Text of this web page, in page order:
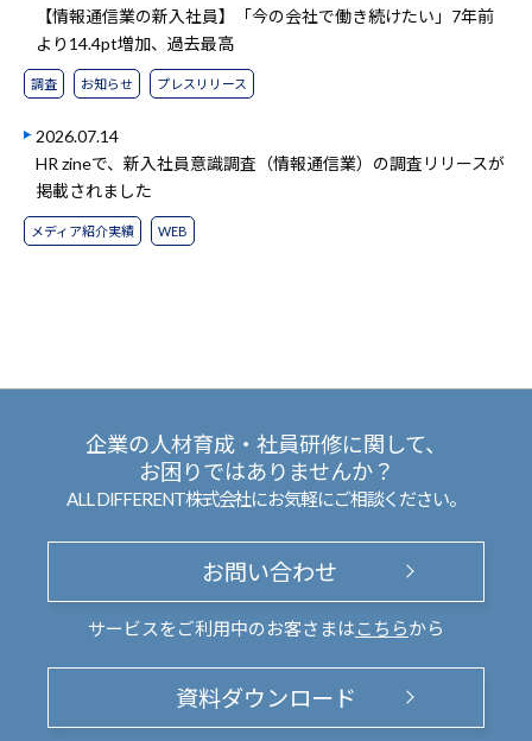
【情報通信業の新入社員】「今の会社で働き続けたい」7年前
より14.4pt増加、過去最高
調査 お知らせ プレスリリース
2026.07.14
HR zineで、新入社員意識調査（情報通信業）の調査リリースが
掲載されました
メディア紹介実績 WEB
企業の人材育成・社員研修に関して、
お困りではありませんか？
ALL DIFFERENT株式会社にお気軽にご相談ください。
お問い合わせ
サービスをご利用中のお客さまは こちらから
資料ダウンロード